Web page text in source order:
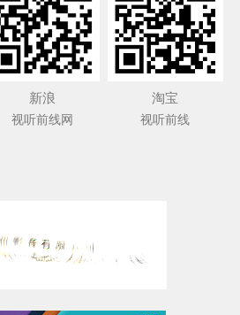
新浪
视听前线网
淘宝
视听前线